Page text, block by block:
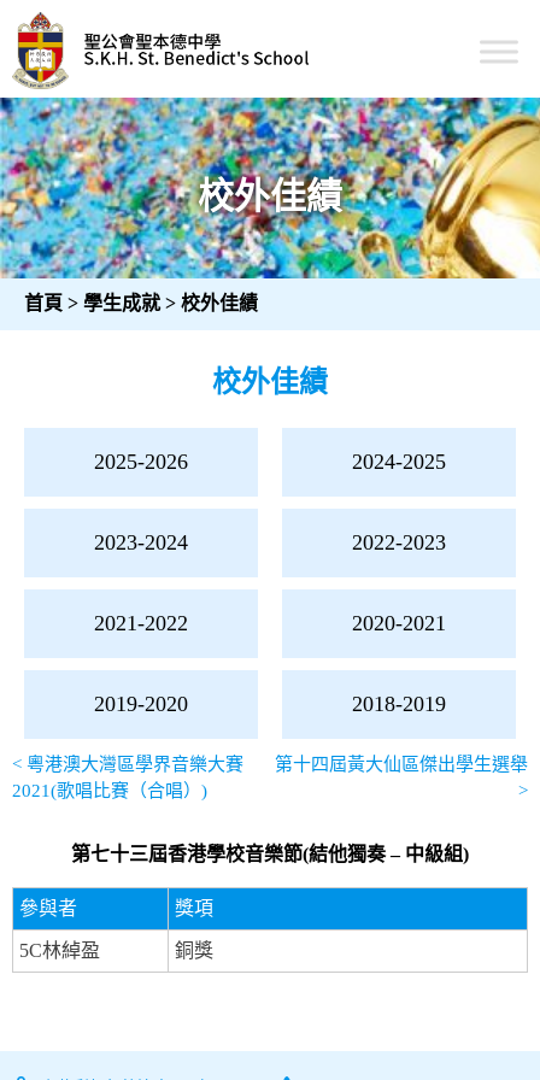
content
聖公會聖本德中學
校外佳績
首頁 > 學生成就> 校外佳績
校外佳績
2025-2026 2024-2025
2023-2024 2022-2023
2021-2022 2020-2021
2019-2020 2018-2019
章
覽
2025-
2024-
2025
2023-
2024
< 粵港澳大灣區學界音樂大賽
2021(歌唱比賽（合唱）)
第十四屆黃大仙區傑出學生選舉
>
第七十三屆香港學校音樂節(結他獨奏 – 中級組)
參與者 獎項
5C林綽盈 銅獎